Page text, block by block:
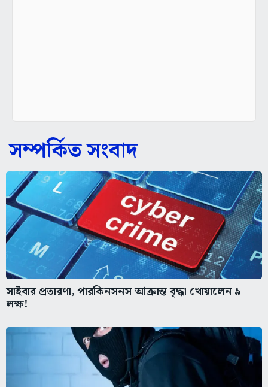
সম্পর্কিত সংবাদ
সাইবার প্রতারণা, পারকিনসনস আক্রান্ত বৃদ্ধা খোয়ালেন ৯
লক্ষ!